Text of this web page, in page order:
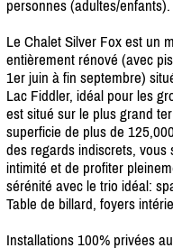
personnes (adultes/enfants).
Le Chalet Silver Fox est un
entièrement rénové (avec
1er juin à fin septembre)
Lac Fiddler, idéal pour les
est situé sur le plus grand
superficie de plus de
des regards indiscrets,
intimité et de profiter
sérénité avec le trio idéal:
Table de billard, foyers
Installations 100% privées